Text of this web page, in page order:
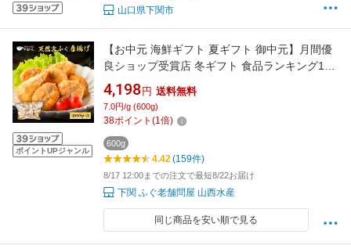
山口県下関市
ポイントUPジャンル
【お中元 海鮮ギフト 夏ギフト 御中元】月間優
良ショップ受賞店 冬ギフト 食品ランキング1位!
ギフトに最適 天然真ふぐ唐揚げ600gグルメ ふ
ぐセット ふぐ刺し 送料込み ギフト 内祝 包装
ふぐ フグ ふく 河豚 送料無料 海鮮 魚介類 惣菜
4,198円 送料無料
7.0円/g (600g)
38ポイント (1 倍)
600g
4.42 (159件)
8/17 12:00までの注文で最短8/22お届け
下関 ふぐ老舗問屋 山西水産
同じ商品を安い順で見る